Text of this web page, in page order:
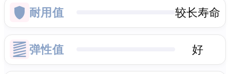
耐用值 较长寿命
弹性值 好